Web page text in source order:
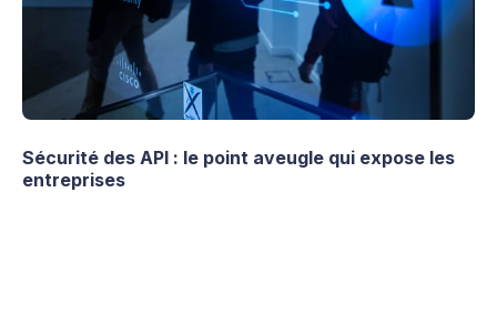
Sécurité des API : le point aveugle qui expose les
entreprises